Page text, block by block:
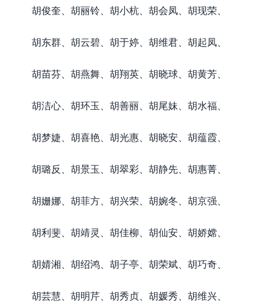
胡俊奎、胡丽铃、胡小杭、胡会凤、胡现荣、
胡东群、胡云碧、胡于婷、胡维君、胡起凤、
胡苗芬、胡燕舞、胡翔英、胡晓球、胡黄芳、
胡洁心、胡环玉、胡善丽、胡尾妹、胡水福、
胡梦婕、胡喜艳、胡光惠、胡晓安、胡蕴霞、
胡璐反、胡景玉、胡翠彩、胡静先、胡惠菁、
胡姗娜、胡菲方、胡兴荣、胡婉冬、胡京强、
胡利斐、胡靖灵、胡佳柳、胡仙安、胡娇嫦、
胡婧湘、胡绍鸿、胡子亭、胡荣斌、胡巧奇、
胡芸慧、胡明芹、胡秀贞、胡媛秀、胡维兴、